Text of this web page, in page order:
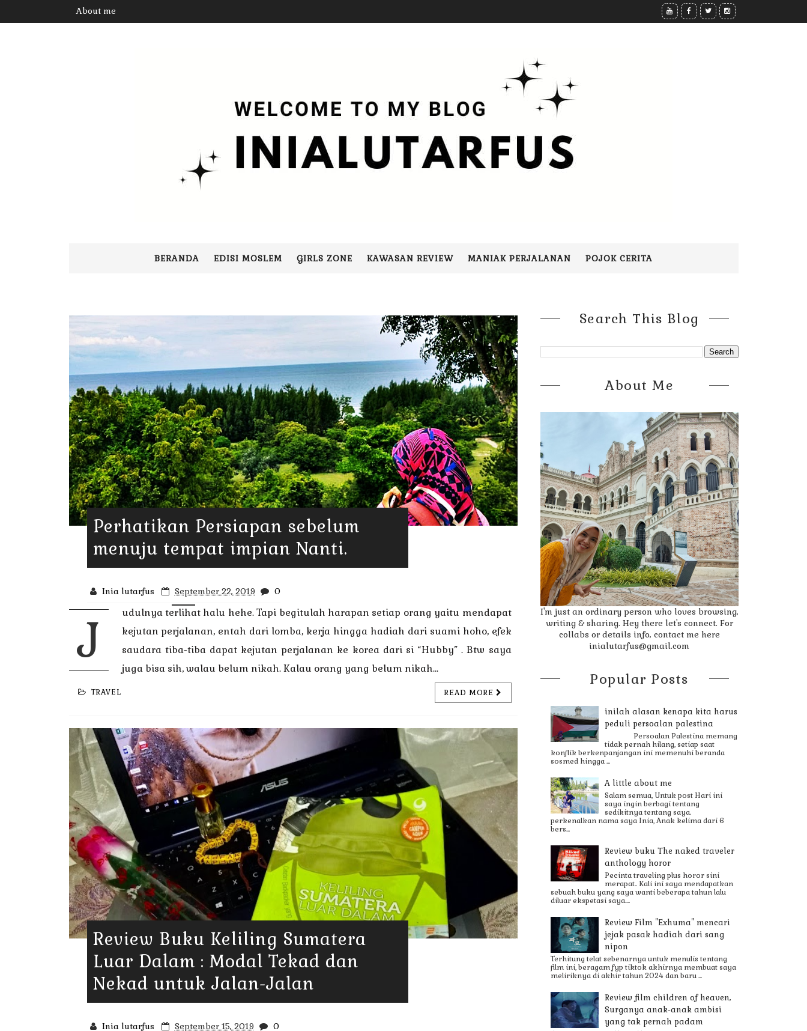
About me
BERANDA EDISI MOSLEM GIRLS ZONE KAWASAN REVIEW MANIAK PERJALANAN POJOK CERITA
Perhatikan Persiapan sebelum
menuju tempat impian Nanti.
Inia lutarfus September 22, 2019 0
J
udulnya terlihat halu hehe. Tapi begitulah harapan setiap orang yaitu mendapat
kejutan perjalanan, entah dari lomba, kerja hingga hadiah dari suami hoho, efek
saudara tiba-tiba dapat kejutan perjalanan ke korea dari si “Hubby” . Btw saya
juga bisa sih, walau belum nikah. Kalau orang yang belum nikah...
TRAVEL READ MORE
Review Buku Keliling Sumatera
Luar Dalam : Modal Tekad dan
Nekad untuk Jalan-Jalan
Inia lutarfus September 15, 2019 0
Search This Blog
About Me
I'm just an ordinary person who loves browsing,
writing & sharing. Hey there let's connect. For
collabs or details info, contact me here
inialutarfus@gmail.com
Popular Posts
inilah alasan kenapa kita harus
peduli persoalan palestina
Persoalan Palestina memang
tidak pernah hilang, setiap saat
konflik berkenpanjangan ini memenuhi beranda
sosmed hingga ...
A little about me
Salam semua, Untuk post Hari ini
saya ingin berbagi tentang
sedikitnya tentang saya.
perkenalkan nama saya Inia, Anak kelima dari 6
bers...
Review buku The naked traveler
anthology horor
Pecinta traveling plus horor sini
merapat.. Kali ini saya mendapatkan
sebuah buku yang saya wanti beberapa tahun lalu
diluar ekspetasi saya....
Review Film "Exhuma" mencari
jejak pasak hadiah dari sang
nipon
Terhitung telat sebenarnya untuk menulis tentang
film ini, beragam fyp tiktok akhirnya membuat saya
meliriknya di akhir tahun 2024 dan baru ...
Review film children of heaven,
Surganya anak-anak ambisi
yang tak pernah padam